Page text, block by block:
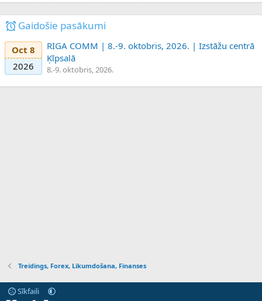
Gaidošie pasākumi
Oct 8
2026
RIGA COMM | 8.-9. oktobris, 2026. | Izstāžu centrā
Ķīpsalā
8.-9. oktobris, 2026.
Treidings, Forex, Likumdošana, Finanses
Sīkfaili